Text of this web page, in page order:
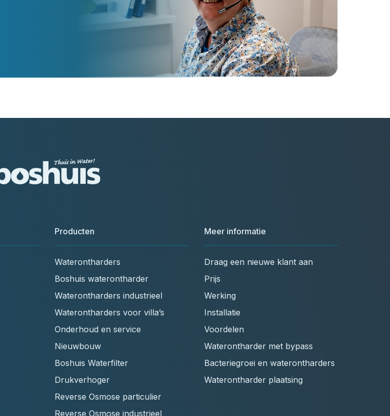
Producten
Waterontharders
Boshuis waterontharder
Waterontharders industrieel
Waterontharders voor villa’s
Onderhoud en service
Nieuwbouw
Boshuis Waterfilter
Drukverhoger
Reverse Osmose particulier
Reverse Osmose industrieel
Meer informatie
Draag een nieuwe klant aan
Prijs
Werking
Installatie
Voordelen
Waterontharder met bypass
Bacteriegroei en waterontharders
Waterontharder plaatsing